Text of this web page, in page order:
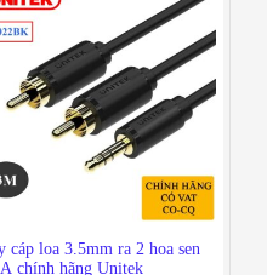
cáp loa 3.5mm ra 2 hoa sen
chính hãng Unitek